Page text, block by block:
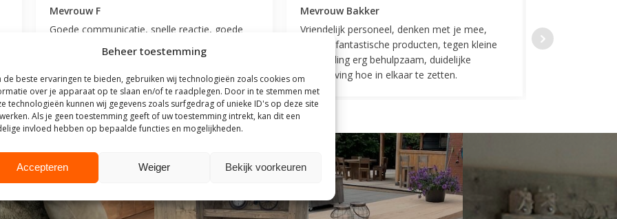
Beheer toestemming
de beste ervaringen te bieden, gebruiken wij technologieën zoals cookies om
over je apparaat op te slaan en/of te raadplegen. Door in te stemmen met
technologieën kunnen wij gegevens zoals surfgedrag of unieke ID's op deze site
Als je geen toestemming geeft of uw toestemming intrekt, kan dit een
invloed hebben op bepaalde functies en mogelijkheden.
Accepteren Weiger Bekijk voorkeuren
Mevrouw F
Goede communicatie, snelle reactie, goede
Mevrouw Bakker
Vriendelijk personeel, denken met je mee,
leveren fantastische producten, tegen kleine
vergoeding erg behulpzaam, duidelijke
beschrijving hoe in elkaar te zetten.
Top geregeld!
indelingen die